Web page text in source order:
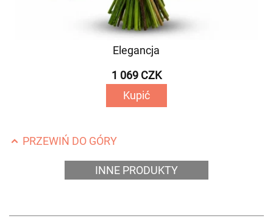
Elegancja
1 069 CZK
Kupić
PRZEWIŃ DO GÓRY
INNE PRODUKTY